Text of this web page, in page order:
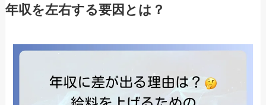
年収を左右する要因とは？